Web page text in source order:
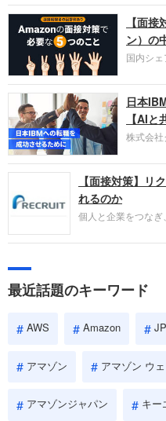
お勧め
ラウド
HubSpot
社です。
い。
【面
ン）の
国内シェ
圧倒的
過去の
失敗か
ィットも
であるか
日本
【AIと
株式会社
パーソ
ネ」の
IBMです
い。
【面接対策】リ
れるのか
個人と企業をつなぎ
やこれまでの成果
しょう。
最近話題のキーワード
AWS Amazon JP
アマゾン アマゾン ウ
アマゾンジャパン キー